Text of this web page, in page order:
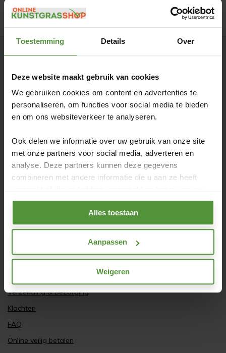
Toestemming Details Over
Deze website maakt gebruik van cookies
We gebruiken cookies om content en advertenties te
personaliseren, om functies voor social media te bieden
en om ons websiteverkeer te analyseren.
Ook delen we informatie over uw gebruik van onze site
met onze partners voor social media, adverteren en
analyse. Deze partners kunnen deze gegevens
combineren met andere informatie die u aan ze heeft
gebruik van hun services.
Alles toestaan
Aanpassen
Weigeren
Klantenservice
Algemene voorwaarden
Bereik
Betaling
Contact
Garantie
Gratis bezorgservice
Klantenservice
Retourneren & Service
Verzending & Bezorging
Klachten
FAQ
Online veilig betalen